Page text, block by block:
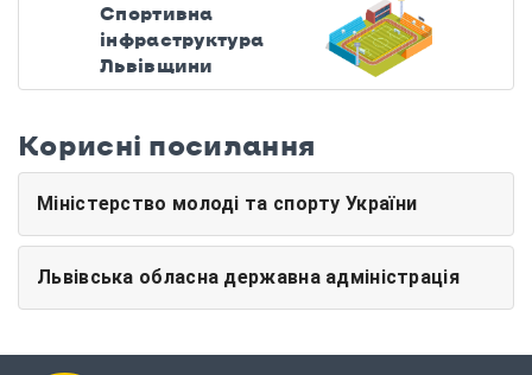
Спортивна
інфраструктура
Львівщини
Корисні посилання
Міністерство молоді та спорту України
Львівська обласна державна адміністрація